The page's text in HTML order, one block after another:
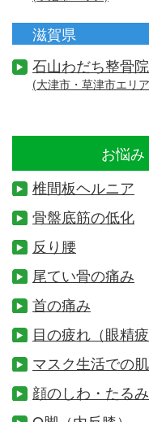
滋賀県
石山わだち整骨院
(大津市・草津市エリ
お悩
椎間板ヘルニア
骨盤底筋の低化
反り腰
尾てい骨の痛み
首の痛み
目の疲れ（眼精疲
マスク生活での
顔のしわ・たるみ